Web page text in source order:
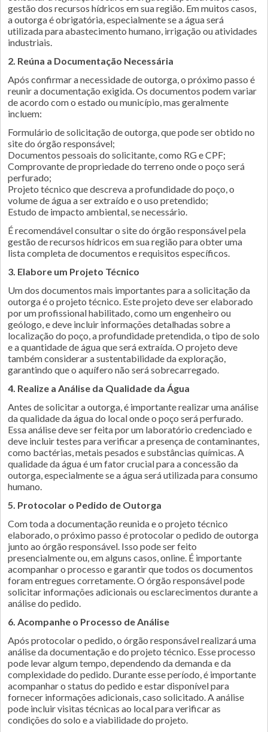
gestão dos recursos hídricos em sua região. Em muitos casos,
a outorga é obrigatória, especialmente se a água será
utilizada para abastecimento humano, irrigação ou atividades
industriais.
2. Reúna a Documentação Necessária
Após confirmar a necessidade de outorga, o próximo passo é
reunir a documentação exigida. Os documentos podem variar
de acordo com o estado ou município, mas geralmente
incluem:
Formulário de solicitação de outorga, que pode ser obtido no
site do órgão responsável;
Documentos pessoais do solicitante, como RG e CPF;
Comprovante de propriedade do terreno onde o poço será
perfurado;
Projeto técnico que descreva a profundidade do poço, o
volume de água a ser extraído e o uso pretendido;
Estudo de impacto ambiental, se necessário.
É recomendável consultar o site do órgão responsável pela
gestão de recursos hídricos em sua região para obter uma
lista completa de documentos e requisitos específicos.
3. Elabore um Projeto Técnico
Um dos documentos mais importantes para a solicitação da
outorga é o projeto técnico. Este projeto deve ser elaborado
por um profissional habilitado, como um engenheiro ou
geólogo, e deve incluir informações detalhadas sobre a
localização do poço, a profundidade pretendida, o tipo de solo
e a quantidade de água que será extraída. O projeto deve
também considerar a sustentabilidade da exploração,
garantindo que o aquífero não será sobrecarregado.
4. Realize a Análise da Qualidade da Água
Antes de solicitar a outorga, é importante realizar uma análise
da qualidade da água do local onde o poço será perfurado.
Essa análise deve ser feita por um laboratório credenciado e
deve incluir testes para verificar a presença de contaminantes,
como bactérias, metais pesados e substâncias químicas. A
qualidade da água é um fator crucial para a concessão da
outorga, especialmente se a água será utilizada para consumo
humano.
5. Protocolar o Pedido de Outorga
Com toda a documentação reunida e o projeto técnico
elaborado, o próximo passo é protocolar o pedido de outorga
junto ao órgão responsável. Isso pode ser feito
presencialmente ou, em alguns casos, online. É importante
acompanhar o processo e garantir que todos os documentos
foram entregues corretamente. O órgão responsável pode
solicitar informações adicionais ou esclarecimentos durante a
análise do pedido.
6. Acompanhe o Processo de Análise
Após protocolar o pedido, o órgão responsável realizará uma
análise da documentação e do projeto técnico. Esse processo
pode levar algum tempo, dependendo da demanda e da
complexidade do pedido. Durante esse período, é importante
acompanhar o status do pedido e estar disponível para
fornecer informações adicionais, caso solicitado. A análise
pode incluir visitas técnicas ao local para verificar as
condições do solo e a viabilidade do projeto.